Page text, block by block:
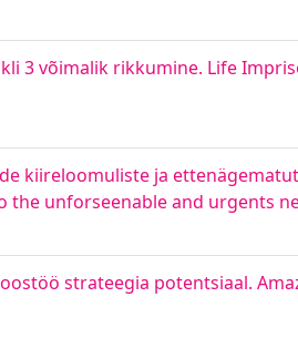
3 võimalik rikkumine. Life
kiireloomuliste ja
unforseenable and urgents
strateegia potentsiaal.